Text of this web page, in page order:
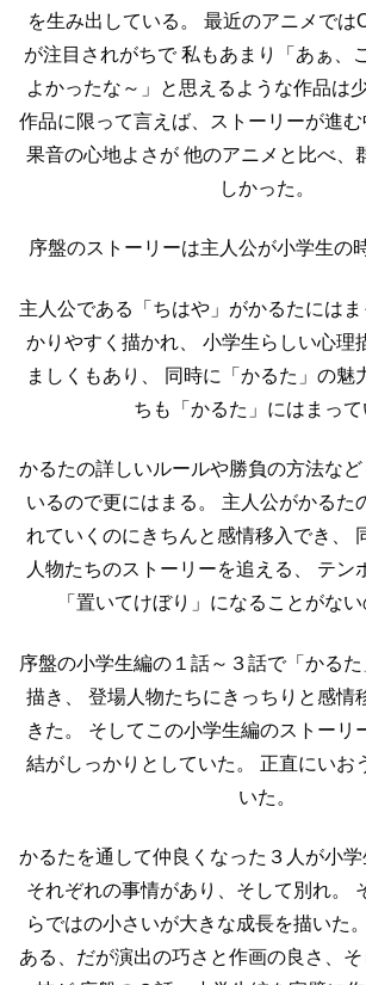
を生み出している。
最近のアニメでは
が注目されがちで私もあまり「あぁ、
よかったな～」と思えるような作品は
作品に限って言えば、ストーリーが進
果音の心地よさが 他のアニメと比べ、
しかった。
序盤のストーリーは主人公が小学生の
主人公である「ちはや」がかるたには
かりやすく描かれ、
小学生らしい心理
ましくもあり、
同時に「かるた」の魅
ちも「かるた」にはまって
かるたの詳しいルールや勝負の方法な
いるので更にはまる。
主人公がかるた
れていくのにきちんと感情移入でき、
人物たちのストーリーを追える、
テン
「置いてけぼり」になることがな
序盤の小学生編の１話～３話で「かる
描き、
登場人物たちにきっちりと感情
きた。
そしてこの小学生編のストーリ
結がしっかりとしていた。
正直にいお
いた。
かるたを通して仲良くなった３人が小
それぞれの事情があり、そして別れ。
らではの小さいが大きな成長を描いた。
ある、だが演出の巧さと作画の良さ、